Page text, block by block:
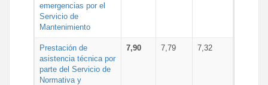
emergencias por el
Servicio de
Mantenimiento
Prestación de
asistencia técnica por
parte del Servicio de
Normativa y
7,90 7,79 7,32